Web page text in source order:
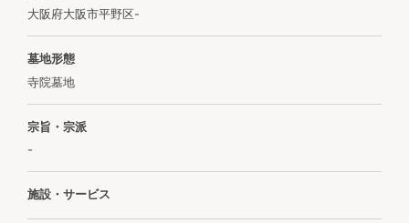
大阪府大阪市平野区-
墓地形態
寺院墓地
宗旨・宗派
-
施設・サービス